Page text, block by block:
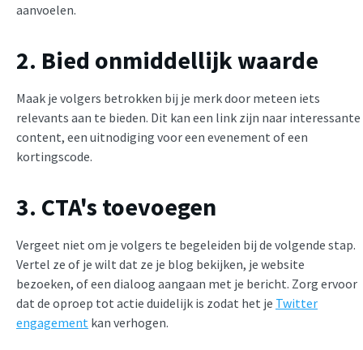
aanvoelen.
2. Bied onmiddellijk waarde
Maak je volgers betrokken bij je merk door meteen iets
relevants aan te bieden. Dit kan een link zijn naar interessante
content, een uitnodiging voor een evenement of een
kortingscode.
3. CTA's toevoegen
Vergeet niet om je volgers te begeleiden bij de volgende stap.
Vertel ze of je wilt dat ze je blog bekijken, je website
bezoeken, of een dialoog aangaan met je bericht. Zorg ervoor
dat de oproep tot actie duidelijk is zodat het je Twitter
engagement kan verhogen.